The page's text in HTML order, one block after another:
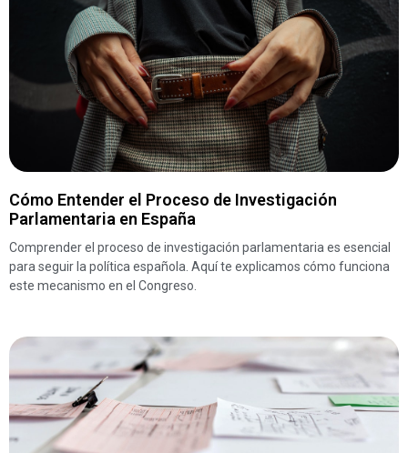
Cómo Entender el Proceso de Investigación
Parlamentaria en España
Comprender el proceso de investigación parlamentaria es esencial
para seguir la política española. Aquí te explicamos cómo funciona
este mecanismo en el Congreso.